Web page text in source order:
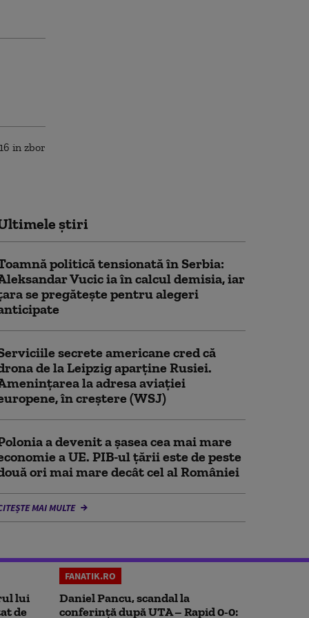
știri
politică tensionată în Serbia:
Vucic ia în calcul demisia, iar
se pregătește pentru alegeri
secrete americane cred că
de la Leipzig aparține Rusiei.
la adresa aviației
în creștere (WSJ)
a devenit a șasea cea mai mare
a UE. PIB-ul țării este de peste
ori mai mare decât cel al României
MAI MULTE
lui
de
FANATIK.RO
Daniel Pancu, scandal la
conferință după UTA – Rapid 0-0: